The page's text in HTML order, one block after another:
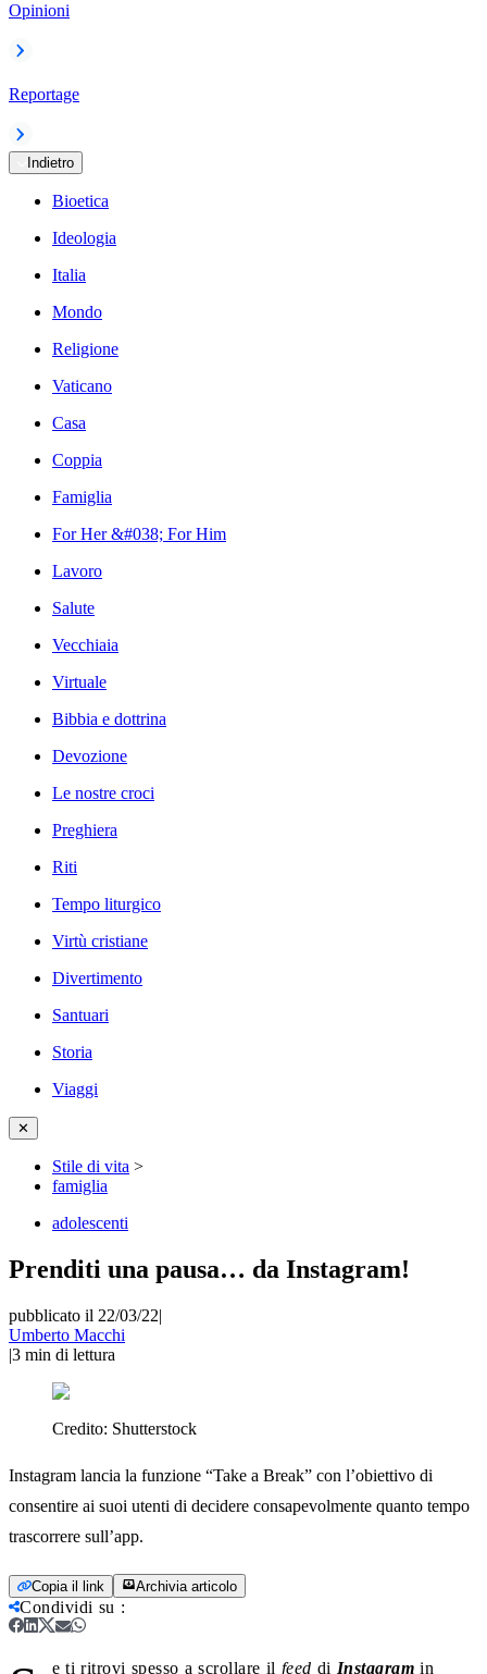
Opinioni
Reportage
Indietro
Bioetica
Ideologia
Italia
Mondo
Religione
Vaticano
Casa
Coppia
Famiglia
For Her &#038; For Him
Lavoro
Salute
Vecchiaia
Virtuale
Bibbia e dottrina
Devozione
Le nostre croci
Preghiera
Riti
Tempo liturgico
Virtù cristiane
Divertimento
Santuari
Storia
Viaggi
✕
Stile di vita >
famiglia
adolescenti
Prenditi una pausa… da Instagram!
pubblicato il 22/03/22|
Umberto Macchi
|3 min di lettura
Credito: Shutterstock
Instagram lancia la funzione “Take a Break” con l’obiettivo di
consentire ai suoi utenti di decidere consapevolmente quanto tempo
trascorrere sull’app.
Copia il link Archivia articolo
Condividi su :
e ti ritrovi spesso a scrollare il feed di Instagram in